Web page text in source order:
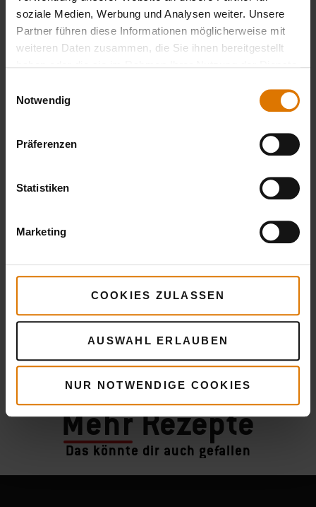
soziale Medien, Werbung und Analysen weiter. Unsere
Partner führen diese Informationen möglicherweise mit
weiteren Daten zusammen, die Sie ihnen bereitgestellt
Notwendig
Präferenzen
Statistiken
Marketing
COOKIES ZULASSEN
AUSWAHL ERLAUBEN
NUR NOTWENDIGE COOKIES
MehrRezepte
Das könnte dir auch gefallen